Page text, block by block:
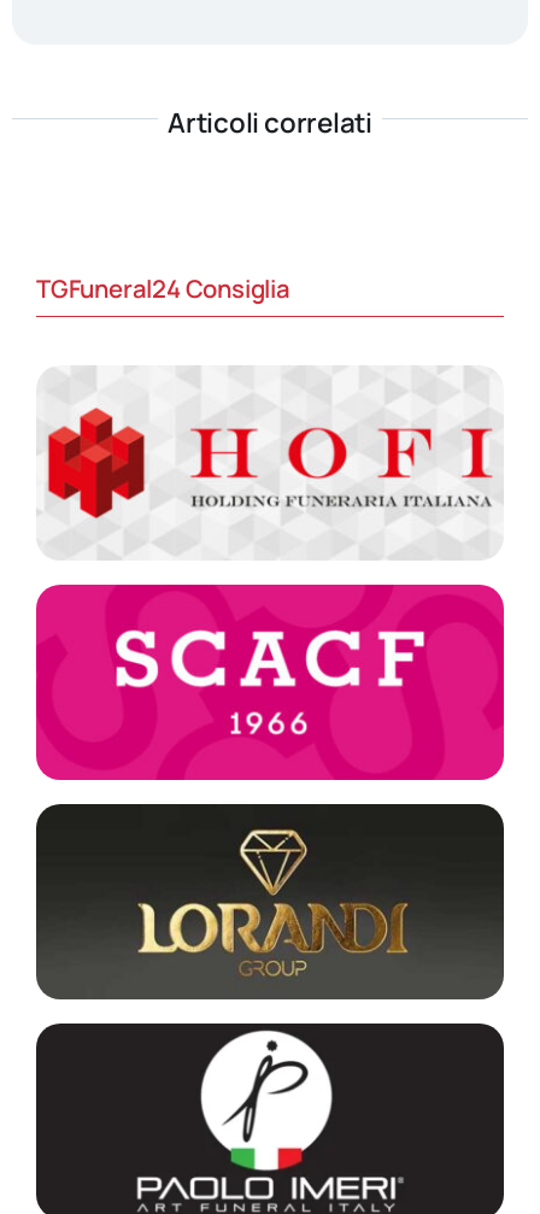
Articoli correlati
TGFuneral24 Consiglia